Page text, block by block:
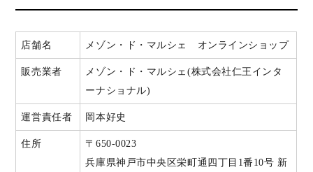
店舗名 メゾン・ド・マルシェ オンラインショップ
販売業者
メゾン・ド・マルシェ(株式会社仁王インタ
ーナショナル)
運営責任者 岡本好史
住所
〒650-0023
兵庫県神戸市中央区栄町通四丁目1番10号 新